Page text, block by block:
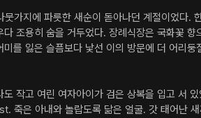
가지에 파릇한 새순이 돋아나던 계절이었다.
다 조용히 숨을 거두었다. 장례식장은 국화꽃 향
를 잃은 슬픔보다 낯선 이의 방문에 더 어리둥
도 작고 여린 여자아이가 검은 상복을 입고 서 있
죽은 아내와 놀랍도록 닮은 얼굴. 갓 태어난 새